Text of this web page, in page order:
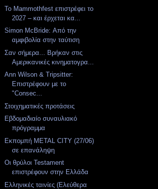
Το Mammothfest επιστρέφει το
2027 – και έρχεται κα...
Simon McBride: Από την
αμφιβολία στην ταύτιση
Σαν σήμερα... Βρήκαν στις
Αμερικανικές κινηματογρα...
Ann Wilson & Tripsitter:
Επιστρέφουν με το
"Consec...
Στοιχηματικές προτάσεις
Εβδομαδιαίο συναυλιακό
πρόγραμμα
Εκπομπή METAL CITY (27/06)
σε επανάληψη
Οι θρύλοι Testament
επιστρέφουν στην Ελλάδα
Ελληνικές ταινίες (Ελεύθερα